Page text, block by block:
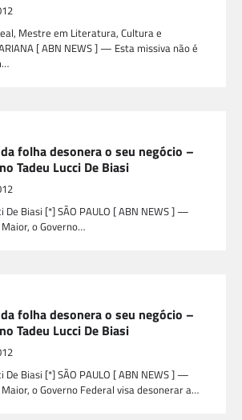
Mestre em Literatura, Cultura e
[ ABN NEWS ] — Esta missiva não é
folha desonera o seu negócio –
Tadeu Lucci De Biasi
De Biasi [*] SÃO PAULO [ ABN NEWS ] —
o Governo…
folha desonera o seu negócio –
Tadeu Lucci De Biasi
De Biasi [*] SÃO PAULO [ ABN NEWS ] —
o Governo Federal visa desonerar a…